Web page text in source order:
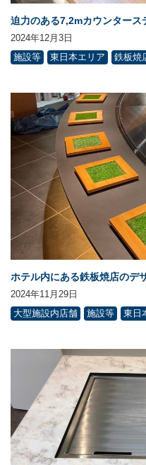
迫力のある7,2mカウンタース
2024年12月3日
施設等
東日本エリア 鉄板焼
ホテル内にある鉄板焼店のデ
2024年11月29日
大型施設内店舗
施設等 東日